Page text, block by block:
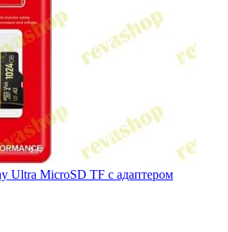
Ultra MicroSD TF с адаптером